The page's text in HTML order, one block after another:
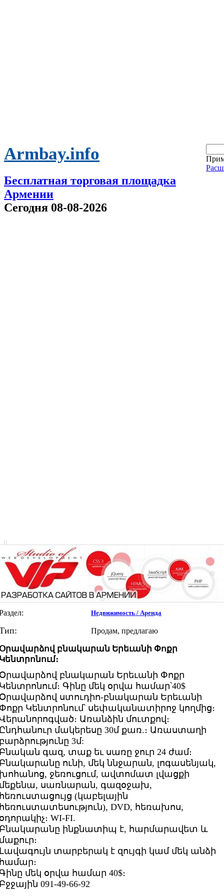
Armbay.info
Бесплатная торговая площадка
Армении
Сегодня 08-08-2026
Недвижимость / Аренда
Продам, предлагаю
բնակարան Երեւանի Փոքր
բնակարան Երեւանի Փոքր
Գինը մեկ օրվա համար՝40$
ստուդիո-բնակարան Երեւանի
Կենտրոնում՝ սեփականատիրոջ կողմից։
Առանձին մուտքով։
մակերեսը 30մ քառ.։ Առաստաղի
3մ:
գազ, տաք եւ սառը ջուր 24 ժամ։
ունի, մեկ ննջարան, լոգասենյակ,
ջեռուցում, ավտոմատ լվացքի
սառնարան, գազօջախ,
(կաբելային
DVD, հեռախոս,
WI-FI.
ինքնատիպ է, հարմարավետ և
տարբերակ է զույգի կամ մեկ անձի
մեկ օրվա համար 40$։
091-49-66-92